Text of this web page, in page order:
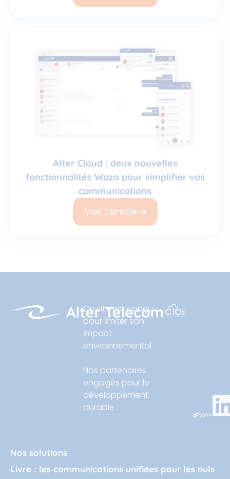
Alter Cloud : deux nouvelles
fonctionnalités Wazo pour simplifier vos
communications
Voir l'article
Ce site est conçu
pour limiter son
impact
environnemental.
Nos partenaires
engagés pour le
développement
durable :
Nos solutions
Livre : les communications unifiées pour les nuls